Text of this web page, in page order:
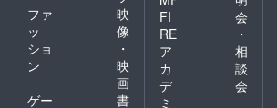
ファ
ッ
ショ
ン
映
像
・
映
画
ゲー
書
FI
RE
ア
カ
デ
ミ
会
・
相
談
会